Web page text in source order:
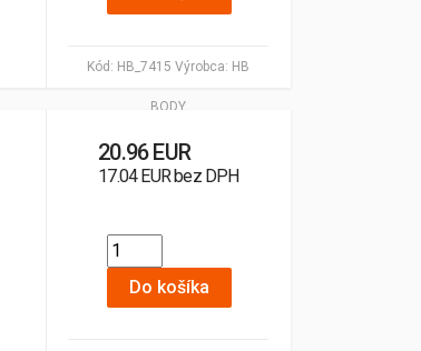
Kód: HB_7415 Výrobca: HB
BODY
20.96 EUR
17.04 EUR bez DPH
Do košíka